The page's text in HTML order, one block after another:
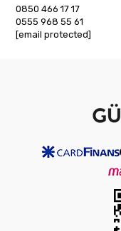
0850 466 17 17
0555 968 55 61
[email protected]